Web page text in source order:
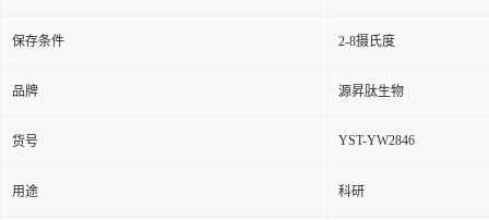
保存条件 2-8摄氏度
品牌 源昇肽生物
货号 YST-YW2846
用途 科研